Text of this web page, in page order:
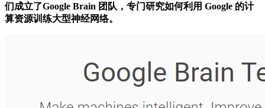
们成立了Google Brain 团队，专门研究如何利用 Google 的计
算资源训练大型神经网络。